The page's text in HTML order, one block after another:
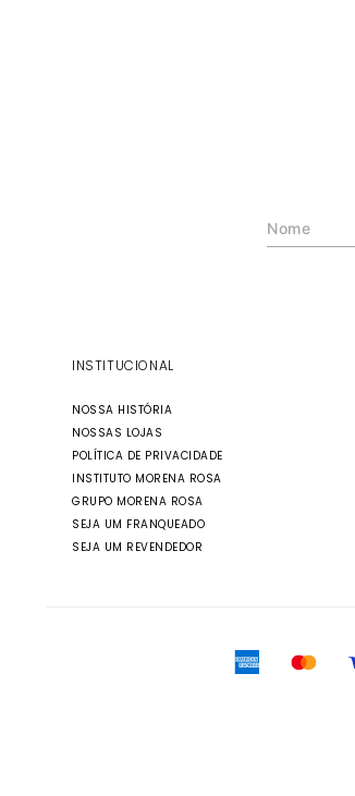
INSTITUCIONAL
NOSSA HISTÓRIA
NOSSAS LOJAS
POLÍTICA DE PRIVACIDADE
INSTITUTO MORENA ROSA
GRUPO MORENA ROSA
SEJA UM FRANQUEADO
SEJA UM REVENDEDOR